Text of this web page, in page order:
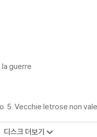
guerre
5. Vecchie letrose non
디스크 더보기